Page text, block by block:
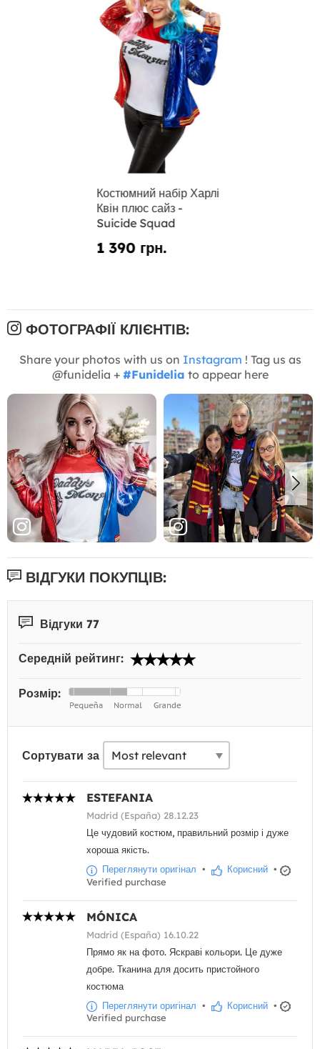
Костюмний набір Харлі
Квін плюс сайз -
Suicide Squad
1 390 грн.
ФОТОГРАФІЇ КЛІЄНТІВ:
Share your photos with us on Instagram ! Tag us as
@funidelia + #Funidelia to appear here
ВІДГУКИ ПОКУПЦІВ:
Відгуки 77
Середній рейтинг:
Розмір:
Сортувати за
ESTEFANIA
Madrid (España) 28.12.23
Це чудовий костюм, правильний розмір і дуже
хороша якість.
Переглянути оригінал • Корисний •
Verified purchase
MÓNICA
Madrid (España) 16.10.22
Прямо як на фото. Яскраві кольори. Це дуже
добре. Тканина для досить пристойного
костюма
Переглянути оригінал • Корисний •
Verified purchase